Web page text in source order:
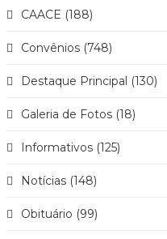
CAACE (188)
Convênios (748)
Destaque Principal (130)
Galeria de Fotos (18)
Informativos (125)
Notícias (148)
Obituário (99)